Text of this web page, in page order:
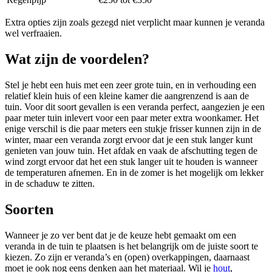
Extra opties zijn zoals gezegd niet verplicht maar kunnen je veranda
wel verfraaien.
Wat zijn de voordelen?
Stel je hebt een huis met een zeer grote tuin, en in verhouding een
relatief klein huis of een kleine kamer die aangrenzend is aan de
tuin. Voor dit soort gevallen is een veranda perfect, aangezien je een
paar meter tuin inlevert voor een paar meter extra woonkamer. Het
enige verschil is die paar meters een stukje frisser kunnen zijn in de
winter, maar een veranda zorgt ervoor dat je een stuk langer kunt
genieten van jouw tuin. Het afdak en vaak de afschutting tegen de
wind zorgt ervoor dat het een stuk langer uit te houden is wanneer
de temperaturen afnemen. En in de zomer is het mogelijk om lekker
in de schaduw te zitten.
Soorten
Wanneer je zo ver bent dat je de keuze hebt gemaakt om een
veranda in de tuin te plaatsen is het belangrijk om de juiste soort te
kiezen. Zo zijn er veranda’s en (open) overkappingen, daarnaast
moet je ook nog eens denken aan het materiaal. Wil je hout,